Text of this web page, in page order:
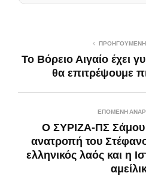
ΠΡΟΗΓΟΎΜΕΝΗ
Το Βόρειο Αιγαίο έχει
θα επιτρέψουμε
ΕΠΌΜΕΝΗ
Ο ΣΥΡΙΖΑ-ΠΣ Σάμου
ανατροπή του
ελληνικός λαός και η